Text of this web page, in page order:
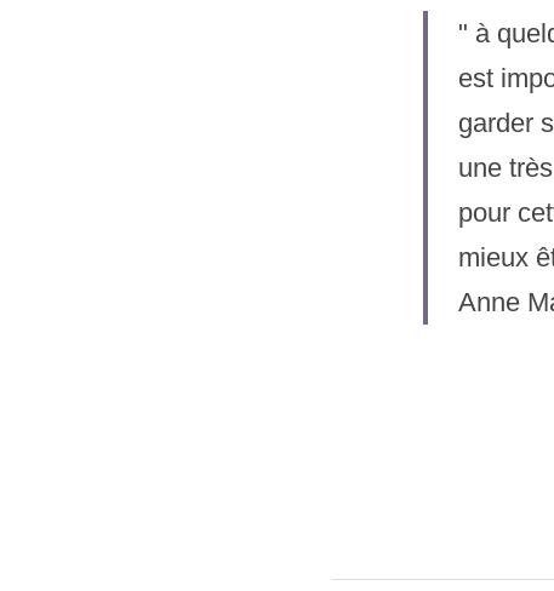
" à
est
garder
une
pour
mieux
Anne